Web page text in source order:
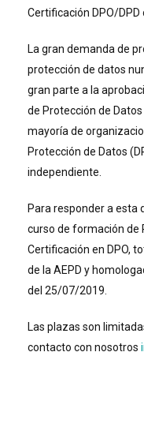
Certificación DPO/DPD
La gran demanda de
protección de datos
gran parte a la
de Protección de Datos
mayoría de
Protección de Datos
independiente.
Para responder a esta
curso de formación de
Certificación en DPO,
de la AEPD y
del 25/07/2019.
Las plazas son
contacto con nosotros